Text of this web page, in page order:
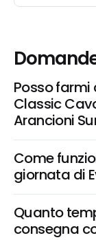
Posso farmi
Classic
Arancioni
Come
giornata di
Quanto
consegna